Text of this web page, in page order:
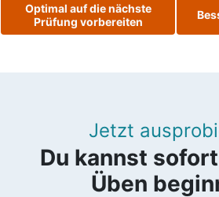
Optimal auf die nächste
Prüfung vorbereiten
Jetzt
Du kannst
Üben